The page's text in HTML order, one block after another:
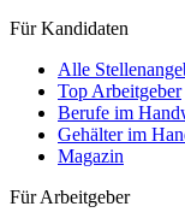
Für Kandidaten
Alle
Top Arbeitgeber
Berufe im
Gehälter im
Magazin
Für Arbeitgeber